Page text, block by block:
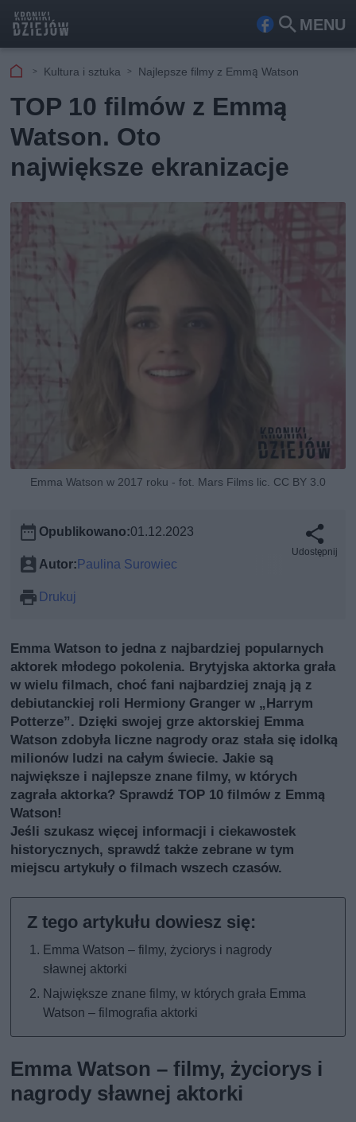
MENU
Fa
ook
Szu
kaj
Kultura i sztuka Najlepsze filmy z Emmą Watson
TOP 10 filmów z Emmą
Watson. Oto
największe ekranizacje
Emma Watson w 2017 roku - fot. Mars Films lic. CC BY 3.0
Opublikowano:01.12.2023
Autor:Paulina Surowiec
Drukuj
Udostępnij
Emma Watson to jedna z najbardziej popularnych
aktorek młodego pokolenia. Brytyjska aktorka grała
w wielu filmach, choć fani najbardziej znają ją z
debiutanckiej roli Hermiony Granger w „Harrym
Potterze”. Dzięki swojej grze aktorskiej Emma
Watson zdobyła liczne nagrody oraz stała się idolką
milionów ludzi na całym świecie. Jakie są
największe i najlepsze znane filmy, w których
zagrała aktorka? Sprawdź TOP 10 filmów z Emmą
Watson!
Jeśli szukasz więcej informacji i ciekawostek
historycznych, sprawdź także zebrane w tym
miejscu artykuły o filmach wszech czasów.
Emma Watson – filmy, życiorys i nagrody
sławnej aktorki
Największe znane filmy, w których grała Emma
Watson – filmografia aktorki
Emma Watson – filmy, życiorys i
nagrody sławnej aktorki